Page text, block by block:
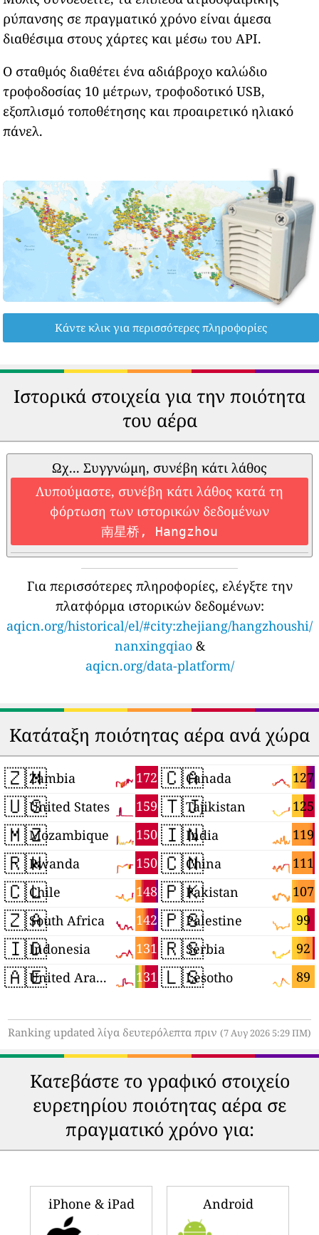
ρύπανσης σε πραγματικό χρόνο είναι άμεσα
διαθέσιμα στους χάρτες και μέσω του API.
Ο σταθμός διαθέτει ένα αδιάβροχο καλώδιο
τροφοδοσίας 10 μέτρων, τροφοδοτικό USB,
εξοπλισμό τοποθέτησης και προαιρετικό ηλιακό
πάνελ.
Κάντε κλικ για περισσότερες πληροφορίες
Ιστορικά στοιχεία για την ποιότητα
του αέρα
Ωχ... Συγγνώμη, συνέβη κάτι λάθος
Λυπούμαστε, συνέβη κάτι λάθος κατά τη
φόρτωση των ιστορικών δεδομένων
南星桥, Hangzhou
Για περισσότερες πληροφορίες, ελέγξτε την
πλατφόρμα ιστορικών δεδομένων:
aqicn.org/historical/el/#city:zhejiang/hangzhoushi/
nanxingqiao&
aqicn.org/data-platform/
Κατάταξη ποιότητας αέρα ανά χώρα
🇿🇲 172
Zambia
🇺🇸 159
United States
🇲🇿 150
Mozambique
🇷🇼 150
Rwanda
🇨🇱 148
Chile
🇿🇦 142
South Africa
🇮🇩 131
Indonesia
🇦🇪 131
United Arab Emirates
🇨🇦 127
Canada
🇹🇯 125
Tajikistan
🇮🇳 119
India
🇨🇳 111
China
🇵🇰 107
Pakistan
🇵🇸 99
Palestine
🇷🇸 92
Serbia
🇱🇸 89
Lesotho
Ranking updated λίγα δευτερόλεπτα πριν (7 Αυγ 2026 5:29 ΠΜ)
Κατεβάστε το γραφικό στοιχείο
ευρετηρίου ποιότητας αέρα σε
πραγματικό χρόνο για:
iPhone & iPad Android